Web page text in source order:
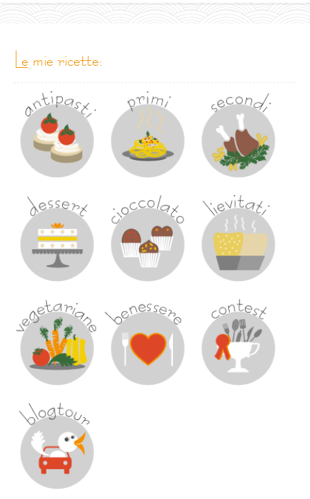
le mie ricette: